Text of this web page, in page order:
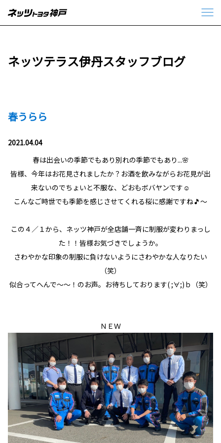
ネッツテラス伊丹スタッフブログ
春うらら
2021.04.04
春は出会いの季節でもあり別れの季節でもあり...🌸
皆様、今年はお花見されましたか？お酒を飲みながらお花見が出
来ないのでちょいと不服な、どおもボバヤンです☺
こんなご時世でも季節を感じさせてくれる桜に感謝ですね🎵～
この４／１から、ネッツ神戸が全店舗一斉に制服が変わりまっし
た！！皆様お気づきでしょうか。
さわやかな印象の制服に負けないようにさわやかな人なりたい
（笑）
似合ってへんで～～！のお声。お待ちしております( ;∀;)ｂ（笑）
ＮＥＷ